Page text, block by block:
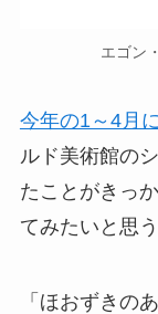
エゴン
今年の1～4月
ルド美術館の
たことがきっ
てみたいと思
「ほおずきの